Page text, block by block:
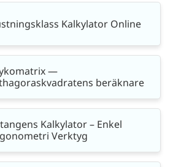
Kalkylator Online
—
beräknare
Kalkylator – Enkel
Verktyg